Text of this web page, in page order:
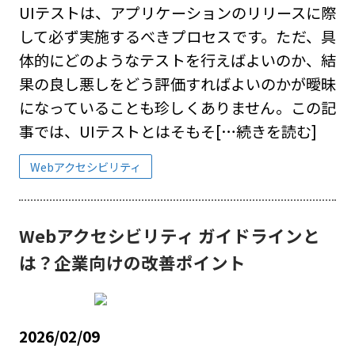
UIテストは、アプリケーションのリリースに際
して必ず実施するべきプロセスです。ただ、具
体的にどのようなテストを行えばよいのか、結
果の良し悪しをどう評価すればよいのかが曖昧
になっていることも珍しくありません。この記
事では、UIテストとはそもそ[…続きを読む]
Webアクセシビリティ
Webアクセシビリティ ガイドラインと
は？企業向けの改善ポイント
2026/02/09